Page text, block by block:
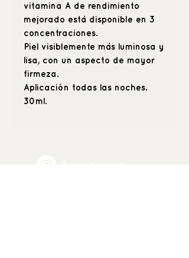
vitamina A de rendimiento
mejorado está disponible en 3
concentraciones.
Piel visiblemente más luminosa y
lisa, con un aspecto de mayor
firmeza.
Aplicación todas las noches.
30ml.